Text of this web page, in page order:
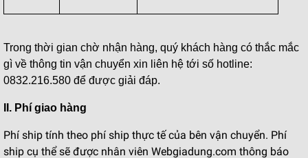
Trong thời gian chờ nhận hàng, quý khách hàng có thắc mắc
gì về thông tin vận chuyển xin liên hệ tới số hotline:
0832.216.580 để được giải đáp.
II. Phí giao hàng
Phí ship tính theo phí ship thực tế của bên vận chuyển. Phí
ship cụ thể sẽ được nhân viên Webgiadung.com thông báo